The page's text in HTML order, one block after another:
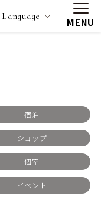
Language MENU
宿泊
ショップ
個室
イベント